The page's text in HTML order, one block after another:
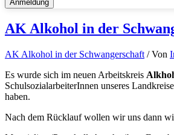
AK Alkohol in der
AK Alkohol in der Schwangerschaft / Von
Es wurde sich im neuen Arbeitskreis
SchulsozialarbeiterInnen unseres
haben.
Nach dem Rücklauf wollen wir uns dann